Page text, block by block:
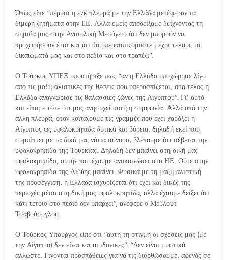
Όπως είπε “πέρυσι η ε/κ πλευρά με την Ελλάδα μετέφεραν τα
διμερή ζητήματα στην ΕΕ. Αλλά εμείς αποδείξαμε δείχνοντας τη
σημαία μας στην Ανατολική Μεσόγειο ότι δεν μπορούν να
προχωρήσουν έτσι και ότι θα υπερασπιζόμαστε μέχρι τέλους τα
δικαιώματά μας και στο πεδίο και στο τραπέζι”.
Ο Τούρκος ΥΠΕΞ υποστήριξε πως “αν η Ελλάδα υποχώρησε λίγο
από τις μαξιμαλιστικές της θέσεις που υπερασπίζεται, στο τέλος η
Ελλάδα αναγνώρισε τις θαλάσσιες ζώνες της Αιγύπτου”. Γι’ αυτό
και είπαμε τότε ότι μας ανησυχεί αυτή η συμφωνία. Αλλά από την
άλλη πλευρά, όταν κοιτάζουμε τις γραμμές που έχει χαράξει η
Αίγυπτος ως υφαλοκρηπίδα δυτικά και βόρεια, δηλαδή εκεί που
συμπίπτει με τα δικά μας νότια σύνορα, βλέπουμε ότι σέβεται την
υφαλοκρηπίδα της Τουρκίας. Δηλαδή δεν μπαίνει στη δική μας
υφαλοκρηπίδα, αυτήν που έχουμε ανακοινώσει στα ΗΕ. Ούτε στην
υφαλοκρηπίδα της Λιβύης μπαίνει. Φυσικά με τη μαξιμαλιστική
της προσέγγιση, η Ελλάδα ισχυρίζεται ότι έχει και δικές της
περιοχές μέσα στη δική μας υφαλοκρηπίδα, αλλά έχουμε δείξει ότι
κάτι τέτοιο στο πεδίο δεν υπάρχει”, ανέφερε ο Μεβλούτ
Τσαβούσογλου.
Ο Τούρκος Υπουργός είπε ότι “αυτή τη στιγμή οι σχέσεις μας (με
την Αίγυπτο) δεν είναι και οι ιδανικές”. “Δεν είναι μυστικό
άλλωστε. Γίνονται προσπάθειες για να τις διορθώσουμε, αφενός σε